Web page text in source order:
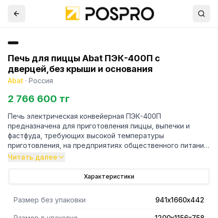
Печь для пиццы Abat ПЭК-400П с
дверцей,без крыши и основания
Abat · Россия
2 766 600 тг
Печь электрическая конвейерная ПЭК-400П
предназначена для приготовления пиццы, выпечки и
фастфуда, требующих высокой температуры
приготовления, на предприятиях общественного питания.
Используется для выпекания традиционной пиццы,
сырников, приготовления куриных крылышек.
точному определению координат обеспечивается легкое
и интуитивно-понятное управление. Диапазон
Читать далее
Характеристики
Размер без упаковки 941х1660х442